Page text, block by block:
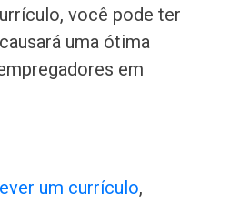
você pode ter
uma ótima
em
um currículo,